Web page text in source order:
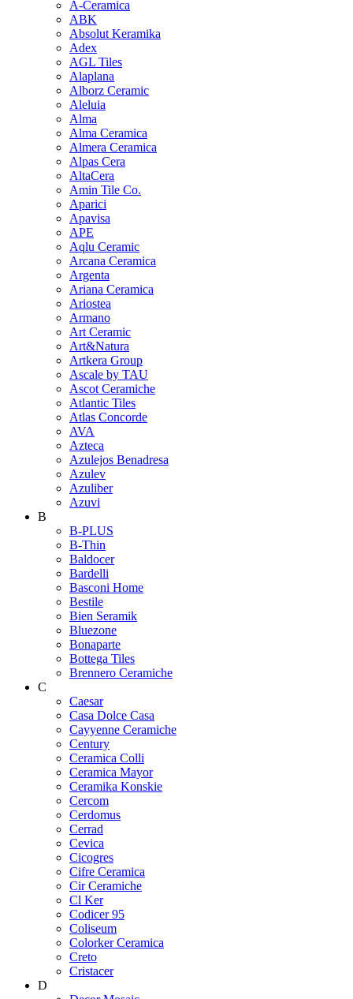
A-Ceramica
ABK
Absolut Keramika
Adex
AGL Tiles
Alaplana
Alborz Ceramic
Aleluia
Alma
Alma Ceramica
Almera Ceramica
Alpas Cera
AltaCera
Amin Tile Co.
Aparici
Apavisa
APE
Aqlu Ceramic
Arcana Ceramica
Argenta
Ariana Ceramica
Ariostea
Armano
Art Ceramic
Art&Natura
Artkera Group
Ascale by TAU
Ascot Ceramiche
Atlantic Tiles
Atlas Concorde
AVA
Azteca
Azulejos Benadresa
Azulev
Azuliber
Azuvi
B
B-PLUS
B-Thin
Baldocer
Bardelli
Basconi Home
Bestile
Bien Seramik
Bluezone
Bonaparte
Bottega Tiles
Brennero Ceramiche
C
Caesar
Casa Dolce Casa
Cayyenne Ceramiche
Century
Ceramica Colli
Ceramica Mayor
Ceramika Konskie
Cercom
Cerdomus
Cerrad
Cevica
Cicogres
Cifre Ceramica
Cir Ceramiche
Cl Ker
Codicer 95
Coliseum
Colorker Ceramica
Creto
Cristacer
D